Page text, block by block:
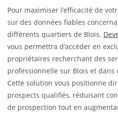
Pour maximiser l’efficacité de
sur des données fiables
différents quartiers de Blois.
vous permettra d’accéder en
propriétaires recherchant des
professionnelle sur Blois et dans
Cette solution vous positionne
prospects qualifiés, réduisant
de prospection tout en